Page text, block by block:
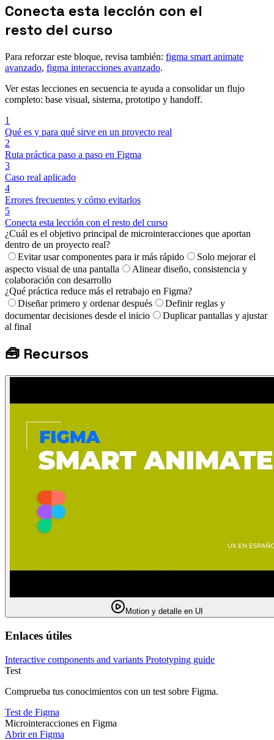
Conecta esta lección con el
resto del curso
Para reforzar este bloque, revisa también: figma smart animate
avanzado, figma interacciones avanzado.
Ver estas lecciones en secuencia te ayuda a consolidar un flujo
completo: base visual, sistema, prototipo y handoff.
1
Qué es y para qué sirve en un proyecto real
2
Ruta práctica paso a paso en Figma
3
Caso real aplicado
4
Errores frecuentes y cómo evitarlos
5
Conecta esta lección con el resto del curso
¿Cuál es el objetivo principal de microinteracciones que aportan
dentro de un proyecto real?
Evitar usar componentes para ir más rápido
Solo mejorar el
aspecto visual de una pantalla
Alinear diseño, consistencia y
colaboración con desarrollo
¿Qué práctica reduce más el retrabajo en Figma?
Diseñar primero y ordenar después
Definir reglas y
documentar decisiones desde el inicio
Duplicar pantallas y ajustar
al final
🧰 Recursos
Motion y detalle en UI
Enlaces útiles
Interactive components and variants Prototyping guide
Test
Comprueba tus conocimientos con un test sobre Figma.
Test de Figma
Microinteracciones en Figma
Abrir en Figma